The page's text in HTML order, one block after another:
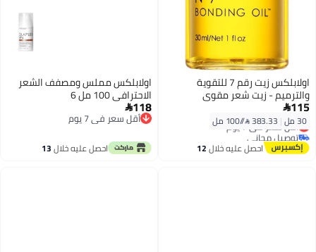
اولابلكس زيت رقم 7 للتقوية
والترميم - زيت شعر مقوي
واستعادة
115
30 مل |
أقل سعر في 7 يوم
توصيل مجاني
أقل سعر في 7 يوماحصل عليه خلال12
اولابلكس مملس ومصفف الشعر
الاحترافي 100 مل 6
118
أقل سعر في 7 يوم
أقل سعر في 7 يوم
احصل عليه خلال13